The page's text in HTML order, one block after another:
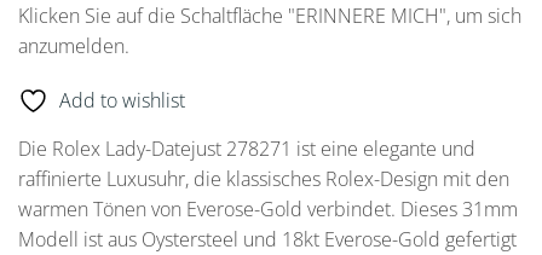
Klicken Sie auf die Schaltfläche "ERINNERE MICH", um sich
anzumelden.
Add to wishlist
Die Rolex Lady-Datejust 278271 ist eine elegante und
raffinierte Luxusuhr, die klassisches Rolex-Design mit den
warmen Tönen von Everose-Gold verbindet. Dieses 31mm
Modell ist aus Oystersteel und 18kt Everose-Gold gefertigt